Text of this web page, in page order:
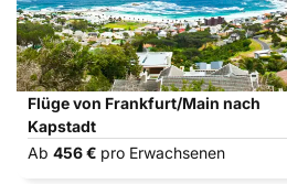
Flüge von Frankfurt/Main nach
Kapstadt
Ab 456 € pro Erwachsenen